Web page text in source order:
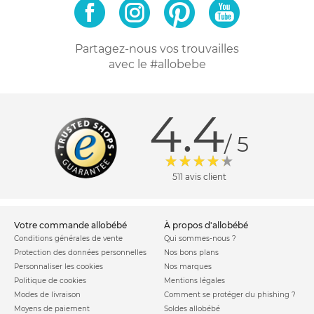
Partagez-nous vos trouvailles
avec le #allobebe
4.4/ 5
511 avis client
votre commande allobébé
Conditions générales de vente
Protection des données personnelles
Personnaliser les cookies
Politique de cookies
Modes de livraison
Moyens de paiement
à propos d'allobébé
Qui sommes-nous ?
Nos bons plans
Nos marques
Mentions légales
Comment se protéger du phishing ?
Soldes allobébé